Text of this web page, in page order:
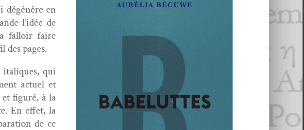
dégénère en
l’idée de
fal­loir faire
des pages.
qui
actuel et
et fig­uré, à la
En effet, la
de ce